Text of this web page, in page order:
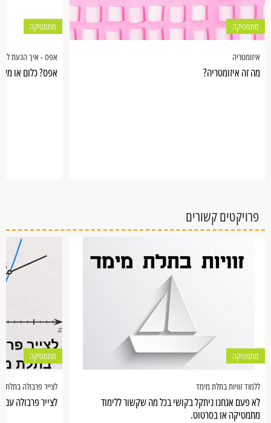
מתמטיקה
איזומטריה
מה זה איזומטריה?
מתמטיקה
אפס - איך הגעת
אפס? כלום או
פרויקטים קשורים
מתמטיקה
ללמוד זוויות בתלת מימד
לא פעם אנחנו ניתקל בקושי בכל מה שקשור ללימוד
מתמטיקה או בסרטוט.
מתמטיקה
לצייר פרבולה בתלת
לצייר פרבולה